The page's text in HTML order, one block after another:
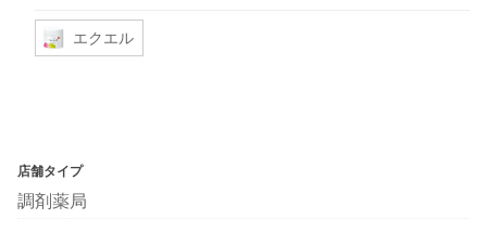
エクエル
店舗タイプ
調剤薬局